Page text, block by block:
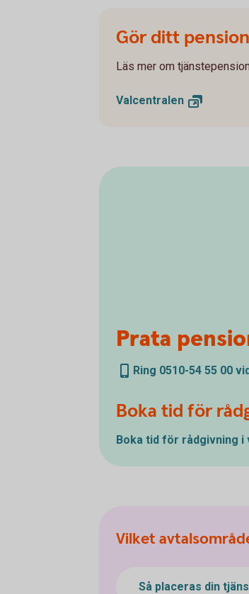
Gör ditt
Läs mer om
Valcentralen
Prata
Ring 0510-54 55 00
Boka tid för
Boka tid för rådgivning i
Vilket
Så placeras din